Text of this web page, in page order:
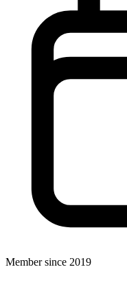
Member since 2019